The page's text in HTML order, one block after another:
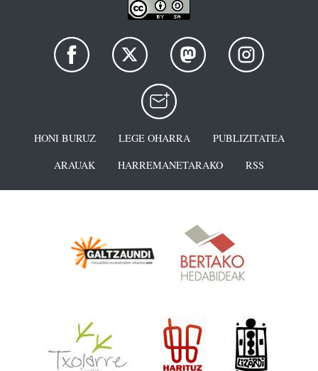
HONI BURUZ LEGE OHARRA
PUBLIZITATEA
ARAUAK
HARREMANETARAKO RSS